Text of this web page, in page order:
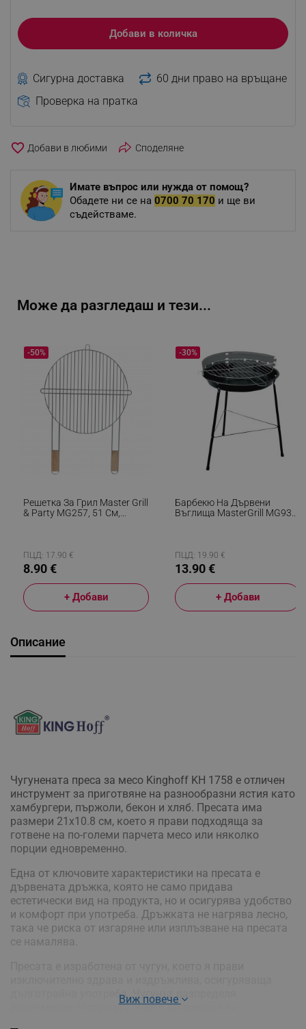
Добави в количка
Сигурна доставка
60 дни право на връщане
Проверка на пратка
favorite_border Споделяне
Имате въпрос или нужда от помощ?
Обадете ни се на 0700 70 170 и ще ви
съдействаме.
Може да разгледаш и тези...
Решетка За Грил Master Grill
& Party MG257, 51 См,
-50%
ПЦД: 17.90 €
8.90 €
+ Добави
Барбекю На Дървени
Въглища MasterGrill MG930,
-30%
ПЦД: 19.90 €
13.90 €
+ Добави
Описание
Чугунената преса за месо Kinghoff KH 1758 е отличен
инструмент за приготвяне на разнообразни ястия като
хамбургери, пържоли, бекон и хляб. Пресата има
размери 21x10.8 см, което я прави подходяща за
готвене на по-големи парчета месо или няколко
порции едновременно.
Една от ключовите характеристики на пресата е
дървената дръжка, която не само придава
естетически вид на продукта, но и осигурява удобство
и комфорт при употреба. Дръжката не нагрява лесно,
така че риска от изгаряне или изплъзване на пресата
се намалява.
дълготрайна употреба. Чугунът разпределя
равномерно топлината, което допринася за
Виж повече